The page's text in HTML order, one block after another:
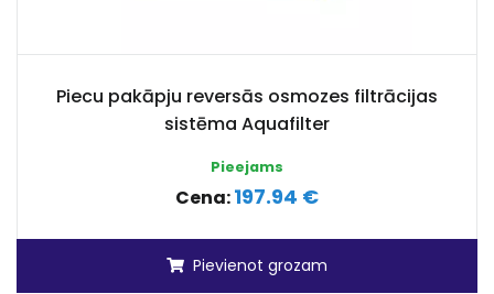
Piecu pakāpju reversās osmozes filtrācijas
sistēma Aquafilter
Pieejams
Cena:197.94 €
Pievienot grozam